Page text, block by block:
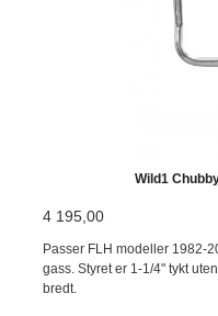
Wild1
4 195,00
Passer FLH modeller 1982-
gass. Styret er 1-1/4" tykt
bredt.